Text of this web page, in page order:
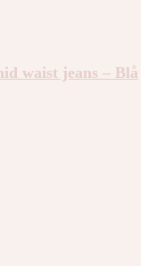
waist jeans – Blå